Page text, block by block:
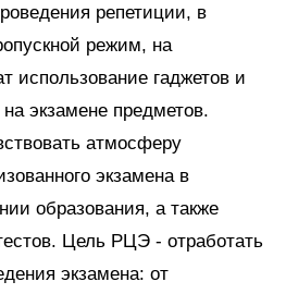
репетиции, в
режим, на
использование гаджетов и
экзамене предметов.
атмосферу
экзамена в
образования, а также
Цель РЦЭ - отработать
экзамена: от